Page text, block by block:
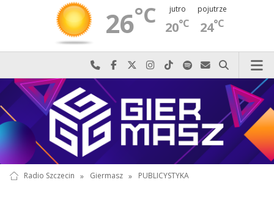
26°C jutro
20°C
pojutrze
24°C
Najlepiej po prostu do nas zadzwoń
Odwiedź nas na Facebook-u
Odwiedź nas na X
Odwiedź nas na Instagram-ie
Odwiedź nas na TikTok-u
Szukaj nas na Spotify
Wyślij do nas
Szukaj
Radio Szczecin » Giermasz » PUBLICYSTYKA